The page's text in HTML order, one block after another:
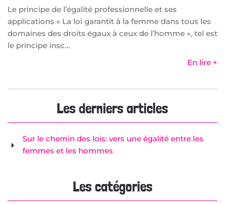
Le principe de l’égalité professionnelle et ses
applications « La loi garantit à la femme dans tous les
domaines des droits égaux à ceux de l’homme », tel est
le principe insc…
En lire +
Les derniers articles
Sur le chemin des lois: vers une égalité entre les
femmes et les hommes
Les catégories